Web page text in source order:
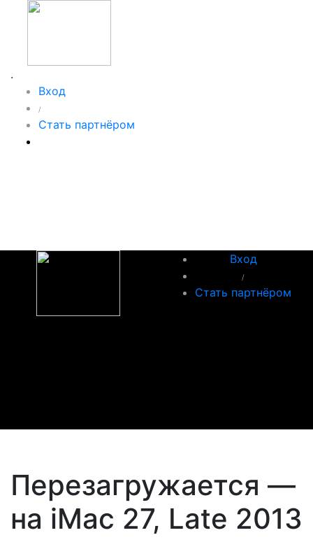
.
Вход
/
Стать партнёром
Вход
/
Стать партнёром
Перезагружается —
на iMac 27, Late 2013